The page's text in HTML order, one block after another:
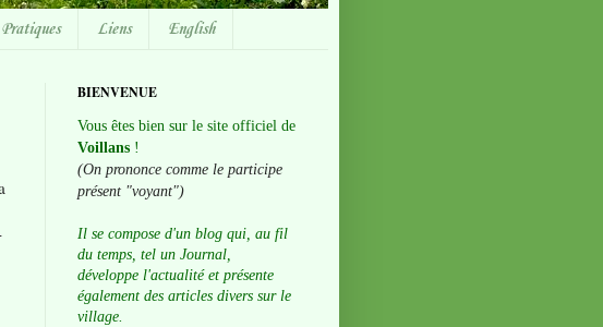
Liens English
BIENVENUE
Vous êtes bien sur le site officiel de
Voillans !
(On prononce comme le participe
présent "voyant")
Il se compose d'un blog qui, au fil
du temps, tel un Journal,
développe l'actualité et présente
également des articles divers sur le
village.